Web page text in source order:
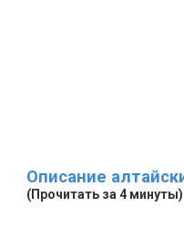
Описание
(Прочитать за 4 минуты)